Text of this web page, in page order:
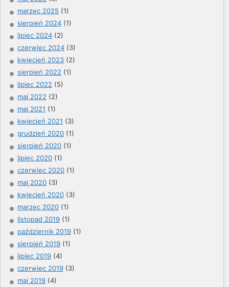
marzec 2025 (1)
sierpień 2024 (1)
lipiec 2024 (2)
czerwiec 2024 (3)
kwiecień 2023 (2)
sierpień 2022 (1)
lipiec 2022 (5)
maj 2022 (2)
maj 2021 (1)
kwiecień 2021 (3)
grudzień 2020 (1)
sierpień 2020 (1)
lipiec 2020 (1)
czerwiec 2020 (1)
maj 2020 (3)
kwiecień 2020 (3)
marzec 2020 (1)
listopad 2019 (1)
październik 2019 (1)
sierpień 2019 (1)
lipiec 2019 (4)
czerwiec 2019 (3)
maj 2019 (4)